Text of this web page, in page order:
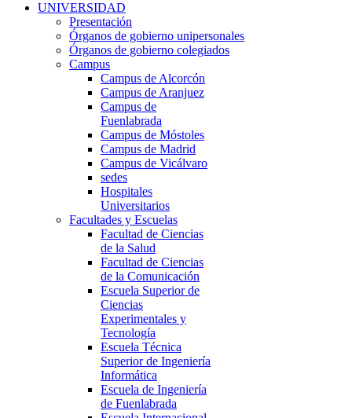
UNIVERSIDAD
Presentación
Órganos de gobierno unipersonales
Órganos de gobierno colegiados
Campus
Campus de Alcorcón
Campus de Aranjuez
Campus de
Fuenlabrada
Campus de Móstoles
Campus de Madrid
Campus de Vicálvaro
sedes
Hospitales
Universitarios
Facultades y Escuelas
Facultad de Ciencias
de la Salud
Facultad de Ciencias
de la Comunicación
Escuela Superior de
Ciencias
Experimentales y
Tecnología
Escuela Técnica
Superior de Ingeniería
Informática
Escuela de Ingeniería
de Fuenlabrada